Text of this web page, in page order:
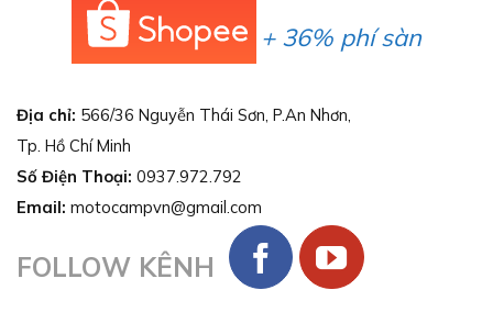
+ 36% phí sàn
Địa chỉ: 566/36 Nguyễn Thái Sơn, P.An Nhơn,
Tp. Hồ Chí Minh
Số Điện Thoại: 0937.972.792
Email: motocampvn@gmail.com
FOLLOW KÊNH